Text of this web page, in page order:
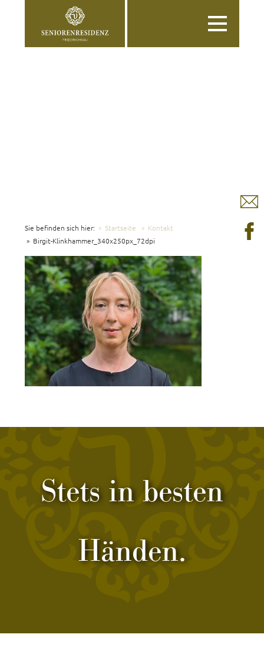
Toggle
Sie befinden sich hier: Startseite
Kontakt
Birgit-Klinkhammer_340x250px_72dpi
Stets in besten
Händen.